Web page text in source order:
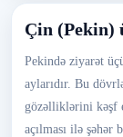
Çin (Pekin)
Pekində ziyarət
aylarıdır. Bu
gözəlliklərini kəşf
açılması ilə şəhər